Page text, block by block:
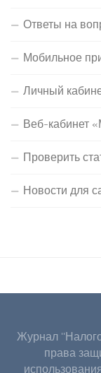
Ответы на
Мобильное
Личный
Веб-кабинет
Проверить
Новости для
Журнал
права